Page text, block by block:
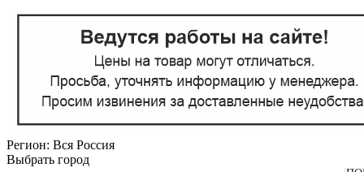
Регион: Вся Россия
Выбрать город